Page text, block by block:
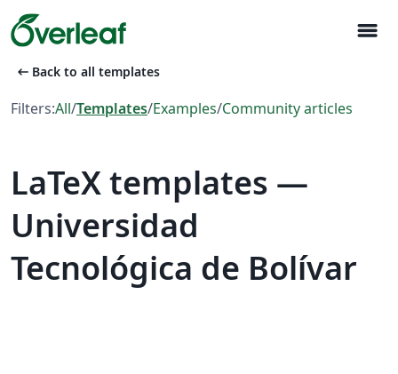
menu
arrow_left_alt Back to all templates
Filters:All/Templates/Examples/Community articles
LaTeX templates —
Universidad
Tecnológica de Bolívar